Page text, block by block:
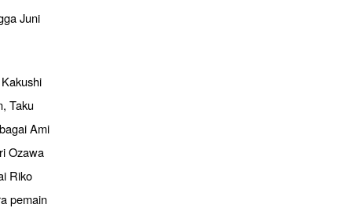
Juni
Taku
Ami
Ozawa
Riko
pemain